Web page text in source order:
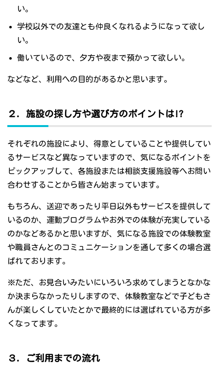
い。
学校以外での友達とも仲良くなれるようになって欲し
い。
働いているので、夕方や夜まで預かって欲しい。
などなど、利用への目的があるかと思います。
２．施設の探し方や選び方のポイントは!?
それぞれの施設により、得意としていることや提供してい
るサービスなど異なっていますので、気になるポイントを
ピックアップして、各施設または相談支援施設等へお問い
合わせすることから皆さん始まっています。
もちろん、送迎であったり平日以外もサービスを提供して
いるのか、運動プログラムやお外での体験が充実している
のかなどあるかと思いますが、気になる施設での体験教室
や職員さんとのコミュニケーションを通して多くの場合選
ばれております。
※ただ、お見合いみたいにいろいろ求めてしまうとなかな
か決まらなかったりしますので、体験教室などで子どもさ
んが楽しくしていたとかで最終的には選ばれている方が多
くなってます。
３．ご利用までの流れ